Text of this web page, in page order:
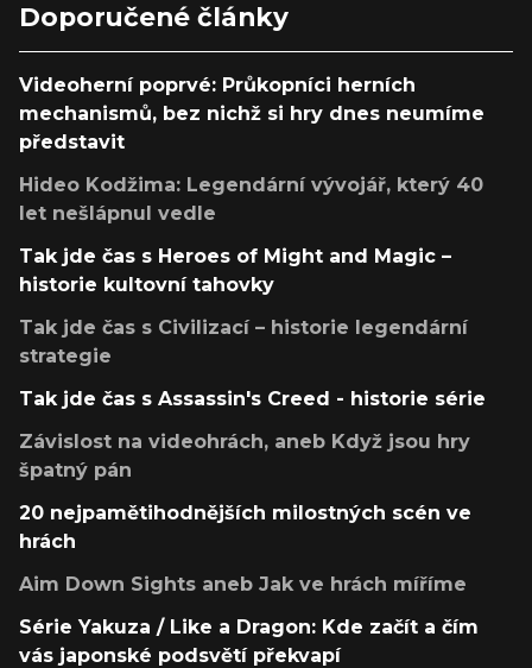
Doporučené články
Videoherní poprvé: Průkopníci herních
mechanismů, bez nichž si hry dnes neumíme
představit
Hideo Kodžima: Legendární vývojář, který 40
let nešlápnul vedle
Tak jde čas s Heroes of Might and Magic –
historie kultovní tahovky
Tak jde čas s Civilizací – historie legendární
strategie
Tak jde čas s Assassin's Creed - historie série
Závislost na videohrách, aneb Když jsou hry
špatný pán
20 nejpamětihodnějších milostných scén ve
hrách
Aim Down Sights aneb Jak ve hrách míříme
Série Yakuza / Like a Dragon: Kde začít a čím
vás japonské podsvětí překvapí